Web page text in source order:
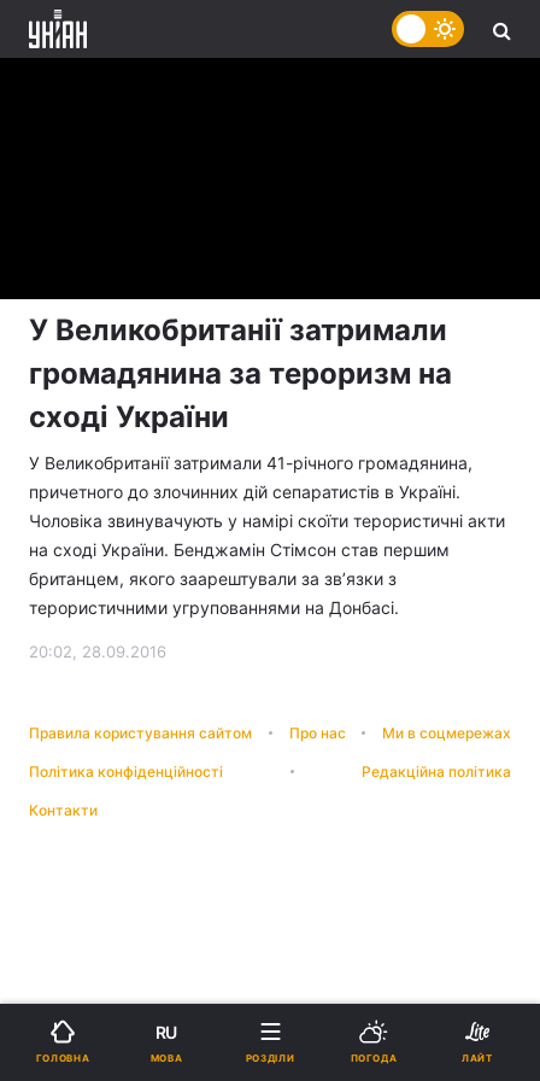
У Великобританії затримали
громадянина за тероризм на
сході України
У Великобританії затримали 41-річного громадянина,
причетного до злочинних дій сепаратистів в Україні.
Чоловіка звинувачують у намірі скоїти терористичні акти
на сході України. Бенджамін Стімсон став першим
британцем, якого заарештували за зв’язки з
терористичними угрупованнями на Донбасі.
20:02, 28.09.2016
Правила користування сайтом Про нас Ми в соцмережах
Політика конфіденційності Редакційна політика
Контакти
ГОЛОВНА
RU
МОВА РОЗДІЛИ ПОГОДА ЛАЙТ